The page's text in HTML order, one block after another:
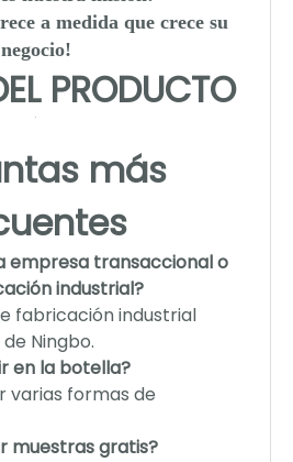
a medida que crece su
negocio!
PRODUCTO
más
empresa transaccional o
industrial?
fabricación industrial
Ningbo.
en la botella?
varias formas de
muestras gratis?